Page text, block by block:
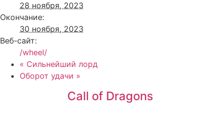
28 ноября, 2023
Окончание:
30 ноября, 2023
Веб-сайт:
/wheel/
« Сильнейший лорд
Оборот удачи »
Call of Dragons